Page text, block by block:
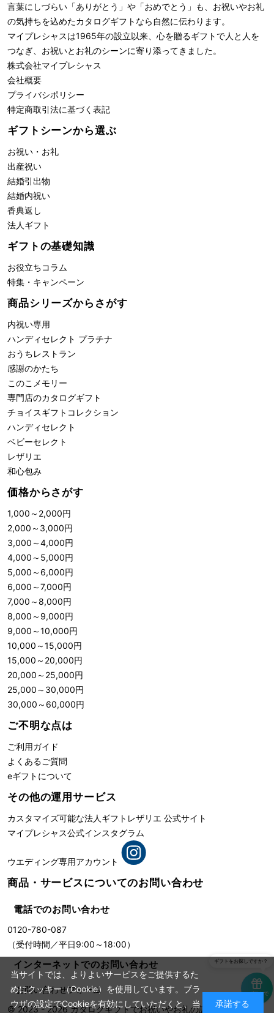
言葉にしづらい「ありがとう」や「おめでとう」も、お祝いやお礼
の気持ちを込めたカタログギフトなら自然に伝わります。
マイプレシャスは1965年の設立以来、心を贈るギフトで人と人を
つなぎ、お祝いとお礼のシーンに寄り添ってきました。
株式会社マイプレシャス
会社概要
プライバシポリシー
特定商取引法に基づく表記
ギフトシーンから選ぶ
お祝い・お礼
出産祝い
結婚引出物
結婚内祝い
香典返し
法人ギフト
ギフトの基礎知識
お役立ちコラム
特集・キャンペーン
商品シリーズからさがす
内祝い専用
ハンディセレクト プラチナ
おうちレストラン
感謝のかたち
このこメモリー
専門店のカタログギフト
チョイスギフトコレクション
ハンディセレクト
ベビーセレクト
レザリエ
和心包み
価格からさがす
1,000 ～ 2,000円
2,000 ～ 3,000円
3,000 ～4,000円
4,000 ～ 5,000円
5,000 ～ 6,000円
6,000 ～7,000円
7,000 ～8,000円
8,000 ～ 9,000円
9,000 ～10,000円
10,000 ～15,000円
15,000 ～ 20,000円
20,000 ～ 25,000円
25,000 ～ 30,000円
30,000 ～ 60,000円
ご不明な点は
ご利用ガイド
よくあるご質問
eギフトについて
その他の運用サービス
カスタマイズ可能な法人ギフト レザリエ 公式サイト
マイプレシャス公式インスタグラム
ウエディング専用アカウント
商品・サービスについてのお問い合わせ
電話でのお問い合わせ
0120-780-087
（受付時間／平日9:00～18:00）
インターネットでのお問い合わせ
お問い合わせフォーム
© 2023 - 2026カタログギフトでお祝いやお礼の記念に残る贈り
当サイトでは、よりよいサービスをご提供するた
めにクッキー（Cookie）を使用しています。ブラ
ウザの設定でCookieを有効にしていただくと、当
承諾する
eギフトで
ギフトをお探しですか？